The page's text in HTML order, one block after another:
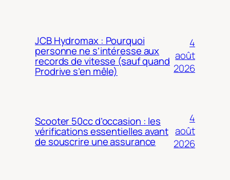
JCB Hydromax : Pourquoi
personne ne s’intéresse aux
records de vitesse (sauf quand
Prodrive s’en mêle)
4
août
2026
Scooter 50cc d’occasion : les
vérifications essentielles avant
de souscrire une assurance
4
août
2026